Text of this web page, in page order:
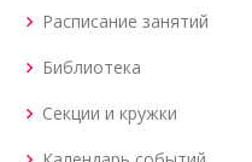
Расписание занятий
Библиотека
Секции и кружки